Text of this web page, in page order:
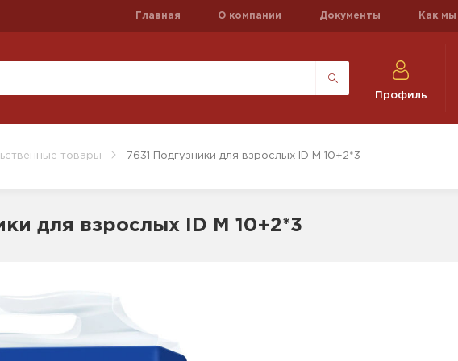
Главная О компании Документы Как
Профиль
товары 7631 Подгузники для взрослых ID М 10+2*3
для взрослых ID М 10+2*3